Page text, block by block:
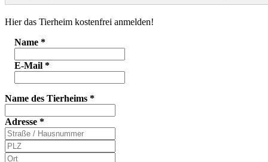
Hier das Tierheim kostenfrei anmelden!
Name *
E-Mail *
Name des Tierheims *
Adresse *